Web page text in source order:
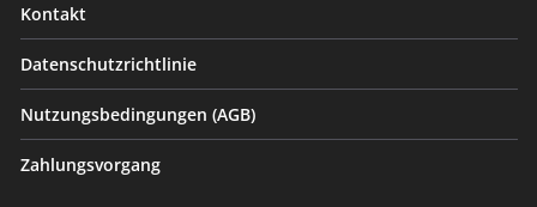
Kontakt
Datenschutzrichtlinie
Nutzungsbedingungen (AGB)
Zahlungsvorgang